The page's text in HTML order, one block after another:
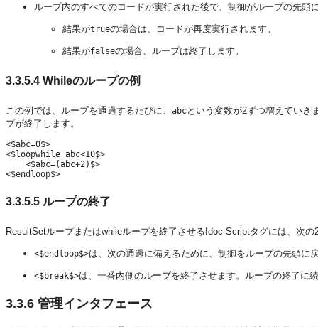
ループ内のすべてのコードが実行された後で、制御がループの先頭
結果がtrueの場合は、コードが再度実行されます。
結果がfalseの場合、ループは終了します。
3.3.5.4 Whileのループの例
この例では、ループを通過するたびに、 abcという変数が2ずつ増えていき
プが終了します。
<$abc=0$>
<$loopwhile abc<10$>
    <$abc=(abc+2)$>
3.3.5.5 ループの終了
ResultSetループまたはwhileループを終了させるIdoc Scriptタグには、次の
<$endloop$>は、次の通過に備えるために、制御をループの先頭に
<$break$>は、一番内側のループを終了させます。ループの終了に
3.3.6 管理インタフェース